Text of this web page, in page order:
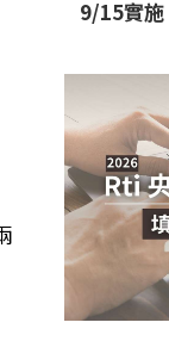
9/15實施